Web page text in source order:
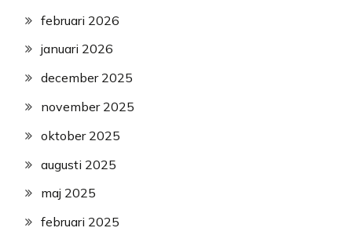
februari 2026
januari 2026
december 2025
november 2025
oktober 2025
augusti 2025
maj 2025
februari 2025